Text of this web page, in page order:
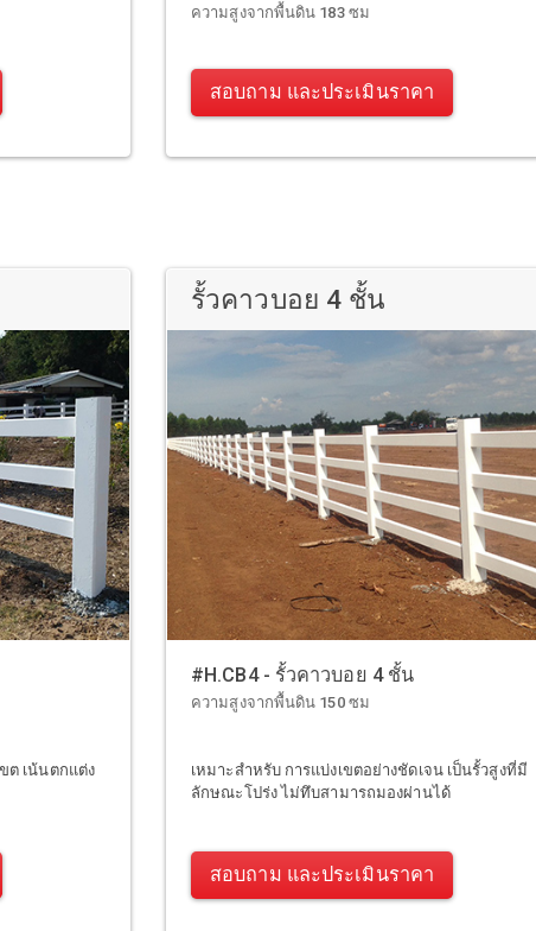
ความสูงจากพื้นดิน 183 ซม
สอบถาม และประเมินราคา
ต เน้นตกแต่ง
รั้วคาวบอย 4 ชั้น
#H.CB4 - รั้วคาวบอย 4 ชั้น
ความสูงจากพื้นดิน 150 ซม
เหมาะสำหรับ การแบ่งเขตอย่างชัดเจน เป็นรั้วสูงที่มี
ลักษณะโปร่ง ไม่ทึบสามารถมองผ่านได้
สอบถาม และประเมินราคา